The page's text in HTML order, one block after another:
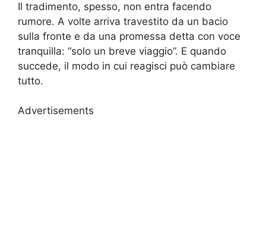
Il tradimento, spesso, non entra facendo
rumore. A volte arriva travestito da un bacio
sulla fronte e da una promessa detta con voce
tranquilla: “solo un breve viaggio”. E quando
succede, il modo in cui reagisci può cambiare
tutto.
Advertisements